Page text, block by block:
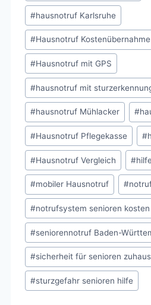
#hausnotruf Karlsruhe
#Hausnotruf Kostenübernahme
#Hausnotruf mit GPS
#hausnotruf mit
#hausnotruf Mühlacker #
#Hausnotruf Pflegekasse #
#Hausnotruf Vergleich #
#mobiler Hausnotruf #
#notrufsystem senioren kosten
#seniorennotruf Baden-
#sicherheit für senioren
#sturzgefahr senioren hilfe